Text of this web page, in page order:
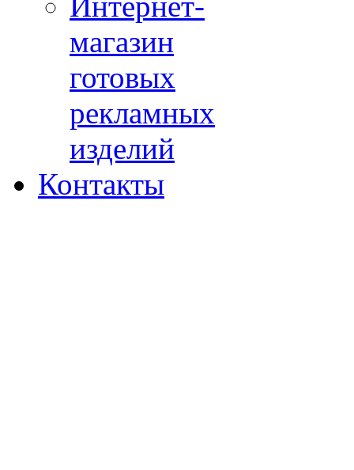
магазин
готовых
рекламных
изделий
Контакты